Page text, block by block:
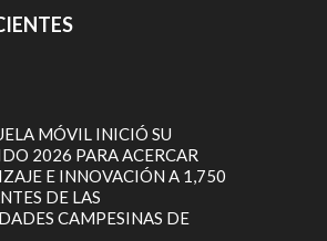
MÓVIL INICIÓ SU
2026 PARA ACERCAR
E INNOVACIÓN A 1,750
DE LAS
CAMPESINAS DE